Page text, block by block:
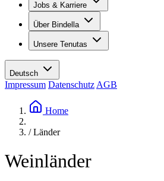
Weinwissen
Jobs & Karriere
Übersicht
Offene Stellen
Ihre Vorteile
Werte
Über Bindella
Geschichte
Les Moby Dicks
Kontakte
Nachhaltigkeit
Unsere Tenutas
Deutsch
Impressum Datenschutz AGB
Home
/ Länder
Weinländer